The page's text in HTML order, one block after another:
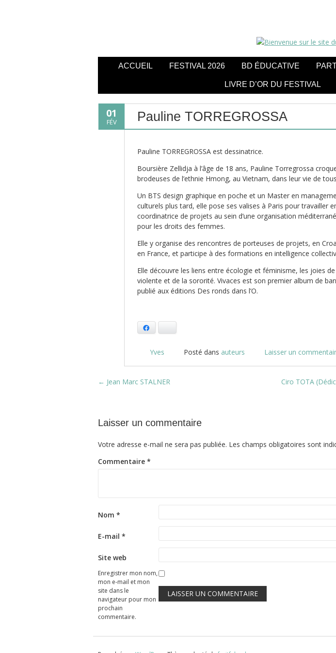
ACCUEIL FESTIVAL 2026 BD ÉDUCATIVE
LIVRE D’OR DU FESTIVAL
01
FÉV Pauline TORREGROSSA
Pauline TORREGROSSA est dessinatrice.
Boursière Zellidja à l’âge de 18 ans, Pauline Torregrossa
brodeuses de l’ethnie Hmong, au Vietnam, dans leur vie de
Un BTS design graphique en poche et un Master en
culturels plus tard, elle pose ses valises à Paris pour travailler
coordinatrice de projets au sein d’une organisation
pour les droits des femmes.
Elle y organise des rencontres de porteuses de projets, en
en France, et participe à des formations en intelligence
Elle découvre les liens entre écologie et féminisme, les joies de
violente et de la sororité. Vivaces est son premier album de
publié aux éditions Des ronds dans l’O.
Yves Posté dans auteurs Laisser un
Post navigation
← Jean Marc STALNER
Ciro TOTA
Laisser un commentaire
Votre adresse e-mail ne sera pas publiée. Les champs obligatoires sont
Commentaire *
Nom *
E-mail *
Site web
Enregistrer mon nom,
mon e-mail et mon
site dans le
navigateur pour mon
prochain
commentaire.